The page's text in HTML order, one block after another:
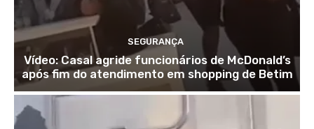
SEGURANÇA
Vídeo: Casal agride funcionários de McDonald’s
após fim do atendimento em shopping de Betim